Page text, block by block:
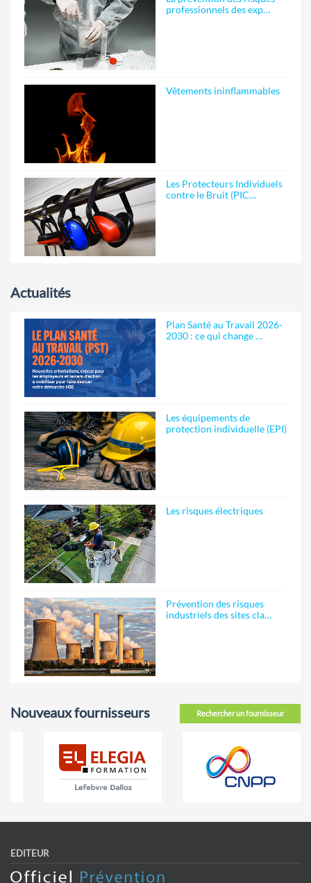
professionnels des exp…
Vêtements ininflammables
Les Protecteurs Individuels
contre le Bruit (PIC…
Actualités
Plan Santé au Travail 2026-
2030 : ce qui change …
Les équipements de
protection individuelle (EPI)
Les risques électriques
Prévention des risques
industriels des sites cla…
Rechercher un fournisseur
Nouveaux fournisseurs
EDITEUR